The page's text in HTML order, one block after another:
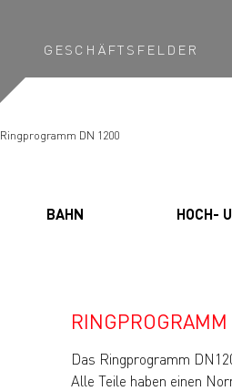
GESCHÄFTSFELDER
Ringprogramm DN 1200
BAHN HOCH-
Das Ringprogramm
Alle Teile haben einen